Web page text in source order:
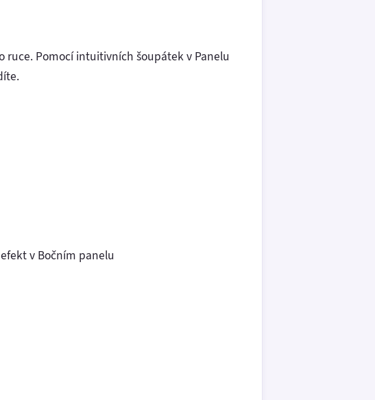
ruce. Pomocí intuitivních šoupátek v Panelu
v Bočním panelu